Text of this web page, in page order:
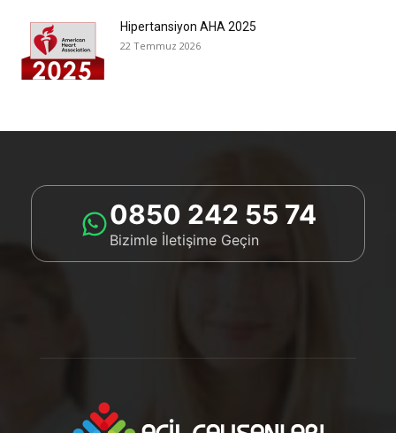
Hipertansiyon AHA 2025
22 Temmuz 2026
0850 242 55 74
Bizimle İletişime Geçin